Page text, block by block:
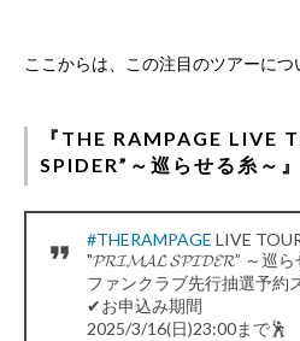
ここからは、この注目のツアーにつ
『THE RAMPAGE LIVE
SPIDER”～巡らせる糸～』
#THERAMPAGE LIVE
"𝓟𝓡𝓘𝓜𝓐𝓛 𝓢𝓟𝓘𝓓𝓔𝓡” ～巡ら
ファンクラブ先行抽選予約
✔お申込み期間
2025/3/16(日)23:00まで🕺